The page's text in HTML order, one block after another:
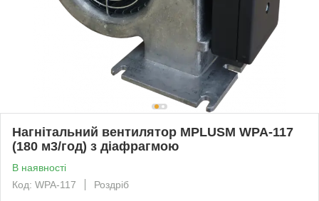
Нагнітальний вентилятор MPLUSM WPA-117
(180 м3/год) з діафрагмою
В наявності
Код: WPA-117
Роздріб